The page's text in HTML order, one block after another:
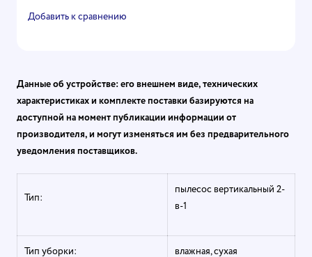
Добавить к сравнению
Данные об устройстве: его внешнем виде, технических
характеристиках и комплекте поставки базируются на
доступной на момент публикации информации от
производителя, и могут изменяться им без предварительного
уведомления поставщиков.
Тип:
пылесос вертикальный 2-
в-1
Тип уборки: влажная, сухая